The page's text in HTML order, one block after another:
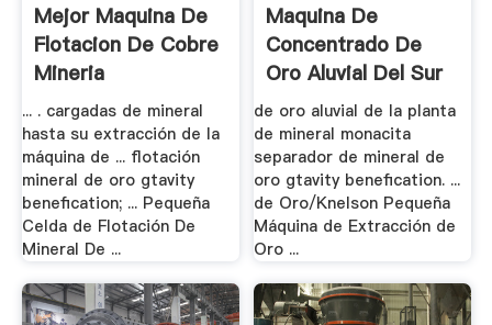
Mejor Maquina De
Flotacion De Cobre
Mineria
... . cargadas de mineral
hasta su extracción de la
máquina de ... flotación
mineral de oro gtavity
benefication; ... Pequeña
Celda de Flotación De
Mineral De ...
Maquina De
Concentrado De
Oro Aluvial Del Sur
de oro aluvial de la planta
de mineral monacita
separador de mineral de
oro gtavity benefication. ...
de Oro/Knelson Pequeña
Máquina de Extracción de
Oro ...